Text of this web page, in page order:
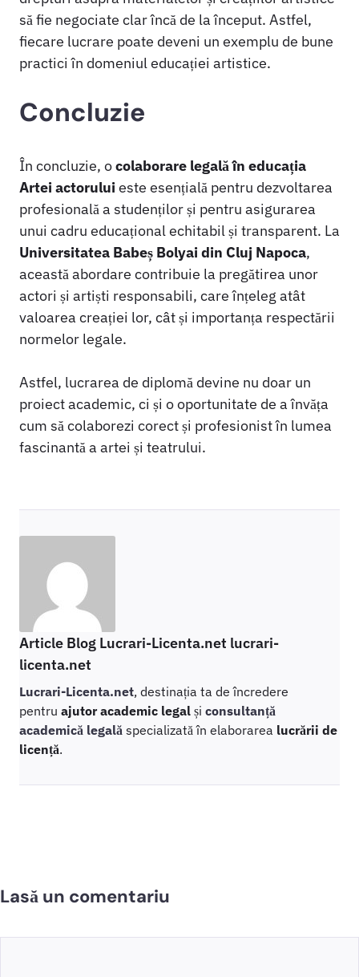
să fie negociate clar încă de la început. Astfel,
fiecare lucrare poate deveni un exemplu de bune
practici în domeniul educației artistice.
Concluzie
În concluzie, ocolaborare legală în educația
Artei actoruluieste esențială pentru dezvoltarea
profesională a studenților și pentru asigurarea
unui cadru educațional echitabil și transparent. La
Universitatea Babeș Bolyai din Cluj Napoca,
această abordare contribuie la pregătirea unor
actori și artiști responsabili, care înțeleg atât
valoarea creației lor, cât și importanța respectării
normelor legale.
Astfel, lucrarea de diplomă devine nu doar un
proiect academic, ci și o oportunitate de a învăța
cum să colaborezi corect și profesionist în lumea
fascinantă a artei și teatrului.
Article Blog Lucrari-Licenta.net lucrari-
licenta.net
Lucrari-Licenta.net, destinația ta de încredere
pentru ajutor academic legal și consultanță
academică legală specializată în elaborarea lucrării de
licență.
Lasă un comentariu